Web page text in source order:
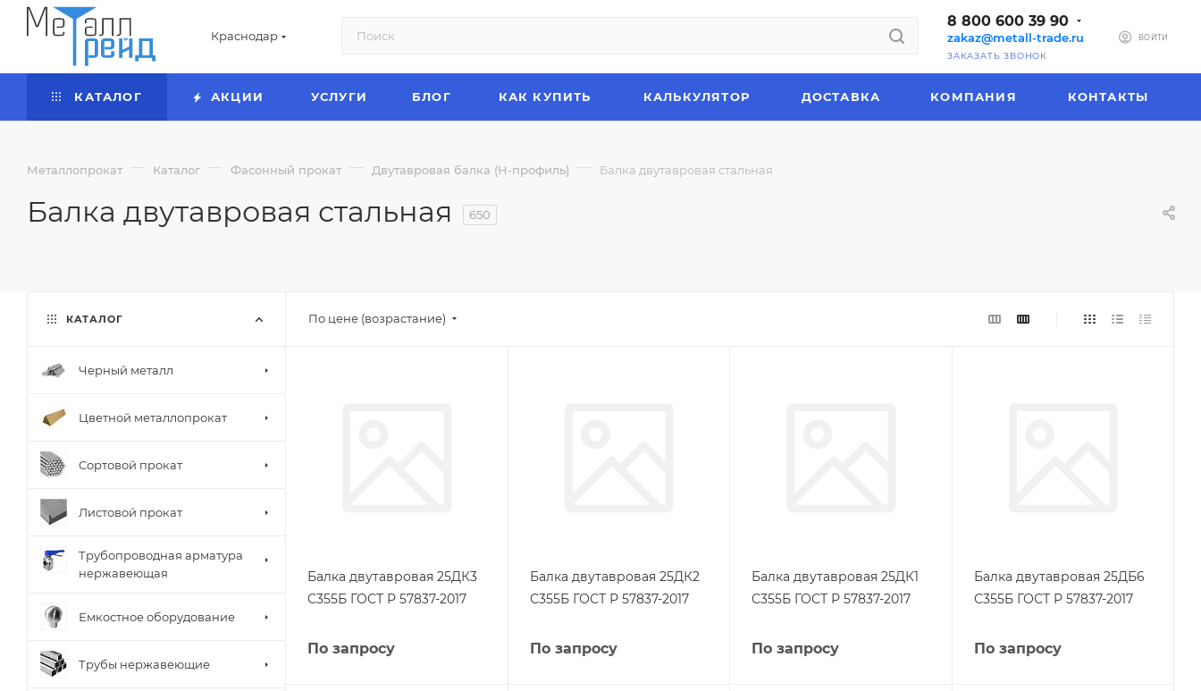
Краснодар
8 800 600 39 90
zakaz@metall-trade.ru
ЗАКАЗАТЬ ЗВОНОК
ВОЙТИ
КАТАЛОГ АКЦИИ УСЛУГИ БЛОГ КАК КУПИТЬ КАЛЬКУЛЯТОР ДОСТАВКА КОМПАНИЯ КОНТАКТЫ
Металлопрокат — Каталог — Фасонный прокат — Двутавровая балка (Н-профиль) — Балка двутавровая стальная
Балка двутавровая стальная 650
По цене (возрастание)
Балка двутавровая 25ДК3
С355Б ГОСТ Р 57837-2017
По запросу
Балка двутавровая 25ДК2
С355Б ГОСТ Р 57837-2017
По запросу
Балка двутавровая 25ДК1
С355Б ГОСТ Р 57837-2017
По запросу
Балка двутавровая 25ДБ6
С355Б ГОСТ Р 57837-2017
По запросу
КАТАЛОГ
Черный металл
Цветной металлопрокат
Сортовой прокат
Листовой прокат
Трубопроводная арматура
нержавеющая
Емкостное оборудование
Трубы нержавеющие